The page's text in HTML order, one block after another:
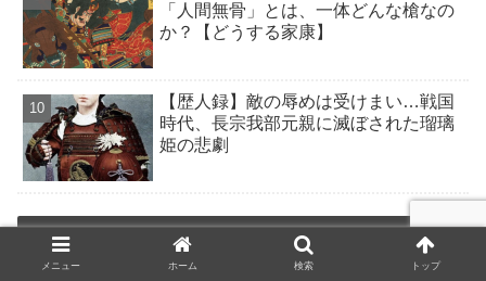
「人間無骨」とは、一体どんな槍なの
か？【どうする家康】
【歴人録】敵の辱めは受けまい…戦国
時代、長宗我部元親に滅ぼされた瑠璃
姫の悲劇
タグ
メニュー ホーム 検索 トップ